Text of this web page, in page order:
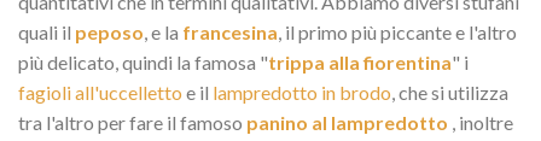
quali il peposo, e la francesina, il primo più piccante e l'altro
più delicato, quindi la famosa "trippa alla fiorentina" i
fagioli all'uccelletto e il lampredotto in brodo, che si utilizza
tra l'altro per fare il famoso panino al lampredotto , inoltre